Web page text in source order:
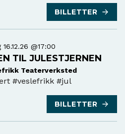
BILLETTER
16.12.26 @17:00
TIL JULESTJERNEN
Teaterverksted
#veslefrikk #jul
BILLETTER